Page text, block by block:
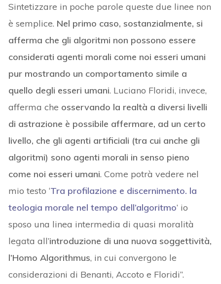
Sintetizzare in poche parole queste due linee non
è semplice. Nel primo caso, sostanzialmente, si
afferma che gli algoritmi non possono essere
considerati agenti morali come noi esseri umani
pur mostrando un comportamento simile a
quello degli esseri umani. Luciano Floridi, invece,
afferma che osservando la realtà a diversi livelli
di astrazione è possibile affermare, ad un certo
livello, che gli agenti artificiali (tra cui anche gli
algoritmi) sono agenti morali in senso pieno
come noi esseri umani. Come potrà vedere nel
mio testo ‘Tra profilazione e discernimento. la
teologia morale nel tempo dell’algoritmo’ io
sposo una linea intermedia di quasi moralità
legata all’introduzione di una nuova soggettività,
l’Homo Algorithmus, in cui convergono le
considerazioni di Benanti, Accoto e Floridi”.